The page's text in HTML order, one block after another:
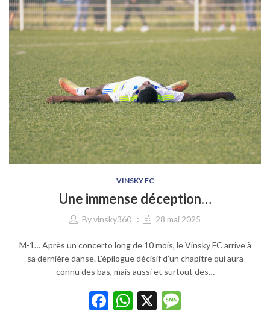
VINSKY FC
Une immense déception…
Byvinsky360 28 mai 2025
M-1… Après un concerto long de 10 mois, le Vinsky FC arrive à
sa dernière danse. L’épilogue décisif d’un chapitre qui aura
connu des bas, mais aussi et surtout des…
Facebook
WhatsApp
X